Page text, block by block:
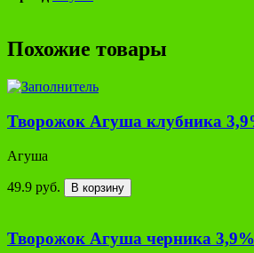
Похожие товары
Творожок Агуша клубника
Агуша
49.9 руб. В корзину
Творожок Агуша черника 3,9%